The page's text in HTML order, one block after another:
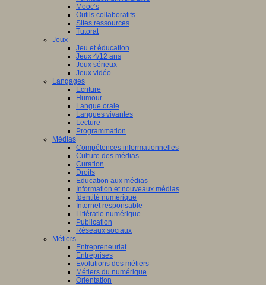
Mooc’s
Outils collaboratifs
Sites ressources
Tutorat
Jeux
Jeu et éducation
Jeux 4/12 ans
Jeux sérieux
Jeux vidéo
Langages
Ecriture
Humour
Langue orale
Langues vivantes
Lecture
Programmation
Médias
Compétences informationnelles
Culture des médias
Curation
Droits
Education aux médias
Information et nouveaux médias
Identité numérique
Internet responsable
Littératie numérique
Publication
Réseaux sociaux
Métiers
Entrepreneuriat
Entreprises
Evolutions des métiers
Métiers du numérique
Orientation